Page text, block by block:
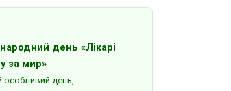
день «Лікарі
за мир»
особливий день,